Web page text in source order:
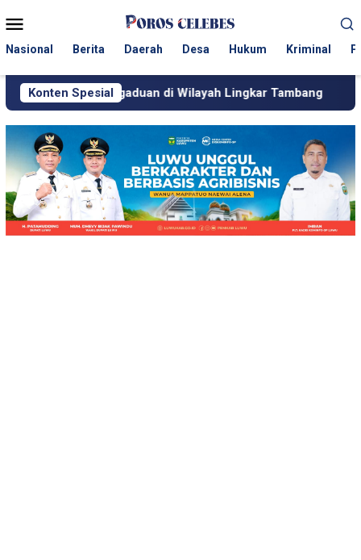
ke
Mobile
Nasional Berita Daerah Desa Hukum Kriminal
Konten Spesial
di Wilayah Lingkar Tambang Respons Cepat